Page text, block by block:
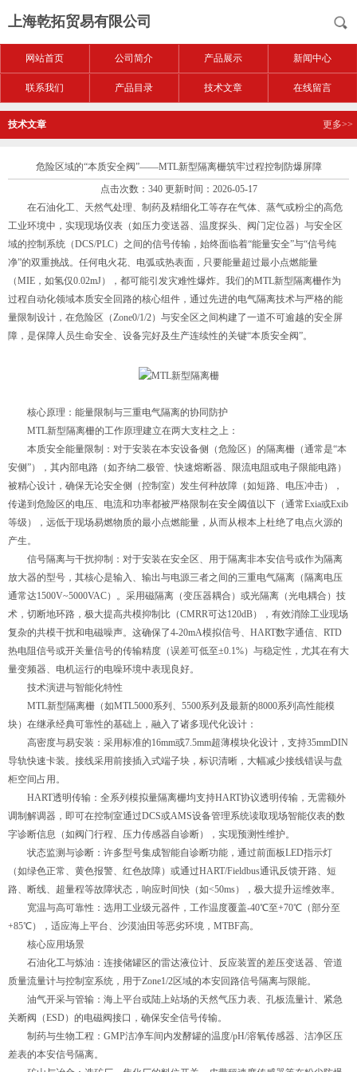
上海乾拓贸易有限公司
网站首页 公司简介 产品展示 新闻中心
联系我们 产品目录 技术文章 在线留言
技术文章 更多>>
危险区域的“本质安全阀”——MTL新型隔离栅筑牢过程控制防爆屏障
点击次数：340 更新时间：2026-05-17
在石油化工、天然气处理、制药及精细化工等存在气体、蒸气或粉尘的高危
工业环境中，实现现场仪表（如压力变送器、温度探头、阀门定位器）与安全区
域的控制系统（DCS/PLC）之间的信号传输，始终面临着“能量安全”与“信号纯
净”的双重挑战。任何电火花、电弧或热表面，只要能量超过最小点燃能量
（MIE，如氢仅0.02mJ），都可能引发灾难性爆炸。我们的MTL新型隔离栅作为
过程自动化领域本质安全回路的核心组件，通过先进的电气隔离技术与严格的能
量限制设计，在危险区（Zone0/1/2）与安全区之间构建了一道不可逾越的安全屏
障，是保障人员生命安全、设备完好及生产连续性的关键“本质安全阀”。
核心原理：能量限制与三重电气隔离的协同防护
MTL新型隔离栅的工作原理建立在两大支柱之上：
本质安全能量限制：对于安装在本安设备侧（危险区）的隔离栅（通常是“本
安侧”），其内部电路（如齐纳二极管、快速熔断器、限流电阻或电子限能电路）
被精心设计，确保无论安全侧（控制室）发生何种故障（如短路、电压冲击），
传递到危险区的电压、电流和功率都被严格限制在安全阈值以下（通常Exia或Exib
等级），远低于现场易燃物质的最小点燃能量，从而从根本上杜绝了电点火源的
产生。
信号隔离与干扰抑制：对于安装在安全区、用于隔离非本安信号或作为隔离
放大器的型号，其核心是输入、输出与电源三者之间的三重电气隔离（隔离电压
通常达1500V~5000VAC）。采用磁隔离（变压器耦合）或光隔离（光电耦合）技
术，切断地环路，极大提高共模抑制比（CMRR可达120dB），有效消除工业现场
复杂的共模干扰和电磁噪声。这确保了4-20mA模拟信号、HART数字通信、RTD
热电阻信号或开关量信号的传输精度（误差可低至±0.1%）与稳定性，尤其在有大
量变频器、电机运行的电噪环境中表现良好。
技术演进与智能化特性
MTL新型隔离栅（如MTL5000系列、5500系列及最新的8000系列高性能模
块）在继承经典可靠性的基础上，融入了诸多现代化设计：
高密度与易安装：采用标准的16mm或7.5mm超薄模块化设计，支持35mmDIN
导轨快速卡装。接线采用前接插入式端子块，标识清晰，大幅减少接线错误与盘
柜空间占用。
HART透明传输：全系列模拟量隔离栅均支持HART协议透明传输，无需额外
调制解调器，即可在控制室通过DCS或AMS设备管理系统读取现场智能仪表的数
字诊断信息（如阀门行程、压力传感器自诊断），实现预测性维护。
状态监测与诊断：许多型号集成智能自诊断功能，通过前面板LED指示灯
（如绿色正常、黄色报警、红色故障）或通过HART/Fieldbus通讯反馈开路、短
路、断线、超量程等故障状态，响应时间快（如<50ms），极大提升运维效率。
宽温与高可靠性：选用工业级元器件，工作温度覆盖-40℃至+70℃（部分至
+85℃），适应海上平台、沙漠油田等恶劣环境，MTBF高。
核心应用场景
石油化工与炼油：连接储罐区的雷达液位计、反应装置的差压变送器、管道
质量流量计与控制室系统，用于Zone1/2区域的本安回路信号隔离与限能。
油气开采与管输：海上平台或陆上站场的天然气压力表、孔板流量计、紧急
关断阀（ESD）的电磁阀接口，确保安全信号传输。
制药与生物工程：GMP洁净车间内发酵罐的温度/pH/溶氧传感器、洁净区压
差表的本安信号隔离。